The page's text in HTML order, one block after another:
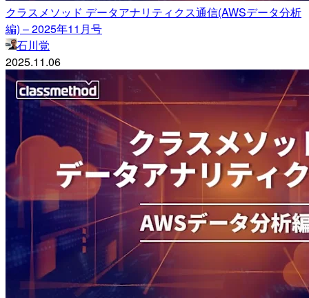
クラスメソッド データアナリティクス通信(AWSデータ分析
編) – 2025年11月号
石川覚
2025.11.06